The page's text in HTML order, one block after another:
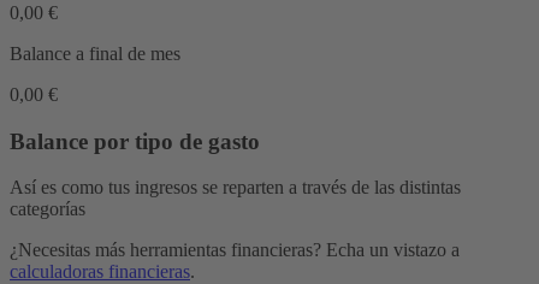
0,00 €
Balance a final de mes
0,00 €
Balance por tipo de gasto
Así es como tus ingresos se reparten a través de las distintas
categorías
¿Necesitas más herramientas financieras? Echa un vistazo a
calculadoras financieras.